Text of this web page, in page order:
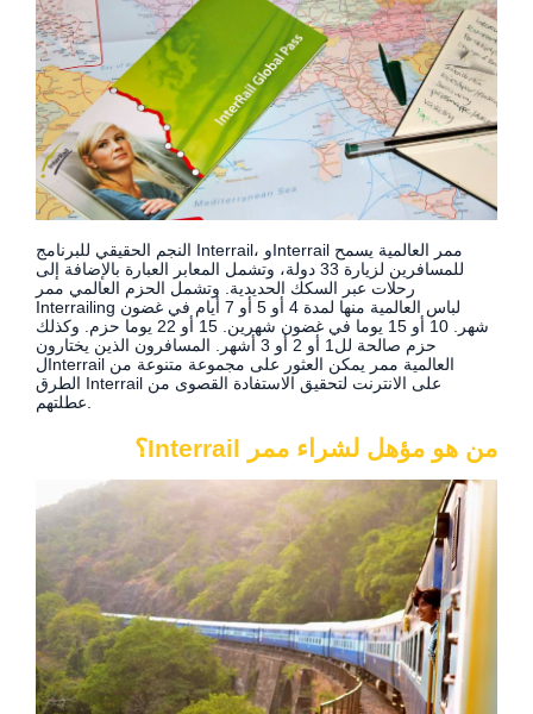
النجم الحقيقي للبرنامج Interrail، وInterrail ممر العالمية يسمح
للمسافرين لزيارة 33 دولة، وتشمل المعابر العبارة بالإضافة إلى
رحلات عبر السكك الحديدية. وتشمل الحزم العالمي ممر
Interrailing لباس العالمية منها لمدة 4 أو 5 أو 7 أيام في غضون
شهر. 10 أو 15 يوما في غضون شهرين. 15 أو 22 يوما حزم. وكذلك
حزم صالحة لل1 أو 2 أو 3 أشهر. المسافرون الذين يختارون
لInterrail العالمية ممر يمكن العثور على مجموعة متنوعة من
الطرق Interrail على الانترنت لتحقيق الاستفادة القصوى من
عطلتهم.
من هو مؤهل لشراء ممر Interrail؟